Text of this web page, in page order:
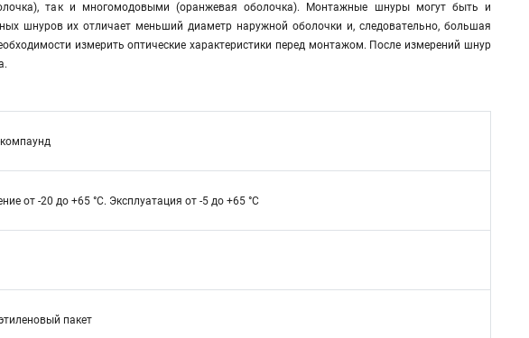
так и многомодовыми (оранжевая оболочка). Монтажные шнуры могут быть и
шнуров их отличает меньший диаметр наружной оболочки и, следовательно, большая
измерить оптические характеристики перед монтажом. После измерений шнур
компаунд
от -20 до +65 °C. Эксплуатация от -5 до +65 °C
пакет